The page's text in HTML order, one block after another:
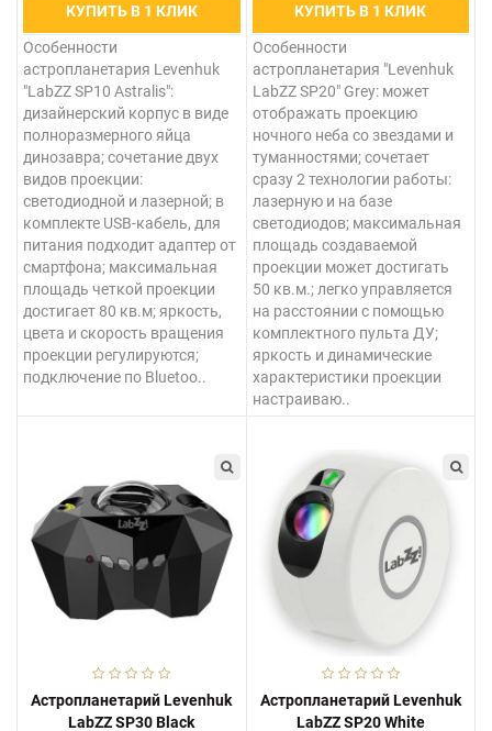
КУПИТЬ В 1 КЛИК
Особенности
астропланетария Levenhuk
"LabZZ SP10 Astralis":
дизайнерский корпус в виде
полноразмерного яйца
динозавра; сочетание двух
видов проекции:
светодиодной и лазерной; в
комплекте USB-кабель, для
питания подходит адаптер от
смартфона; максимальная
площадь четкой проекции
достигает 80 кв.м; яркость,
цвета и скорость вращения
проекции регулируются;
подключение по Bluetoo..
КУПИТЬ В 1 КЛИК
Особенности
астропланетария "Levenhuk
LabZZ SP20" Grey: может
отображать проекцию
ночного неба со звездами и
туманностями; сочетает
сразу 2 технологии работы:
лазерную и на базе
светодиодов; максимальная
площадь создаваемой
проекции может достигать
50 кв.м.; легко управляется
на расстоянии с помощью
комплектного пульта ДУ;
яркость и динамические
характеристики проекции
настраиваю..
Астропланетарий Levenhuk
LabZZ SP30 Black
Астропланетарий Levenhuk
LabZZ SP20 White